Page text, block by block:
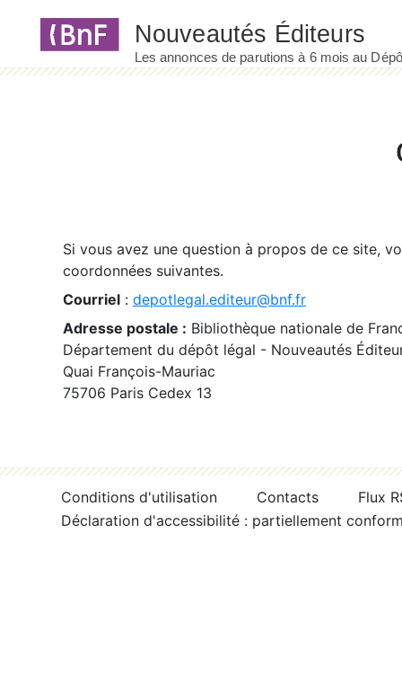
Si vous avez une question à propos de ce site,
coordonnées suivantes.
Courriel : depotlegal.editeur@bnf.fr
Adresse postale : Bibliothèque nationale de
Département du dépôt légal - Nouveautés
Quai François-Mauriac
75706 Paris Cedex 13
Conditions d'utilisation Contacts
Flux
Déclaration d'accessibilité : partiellement